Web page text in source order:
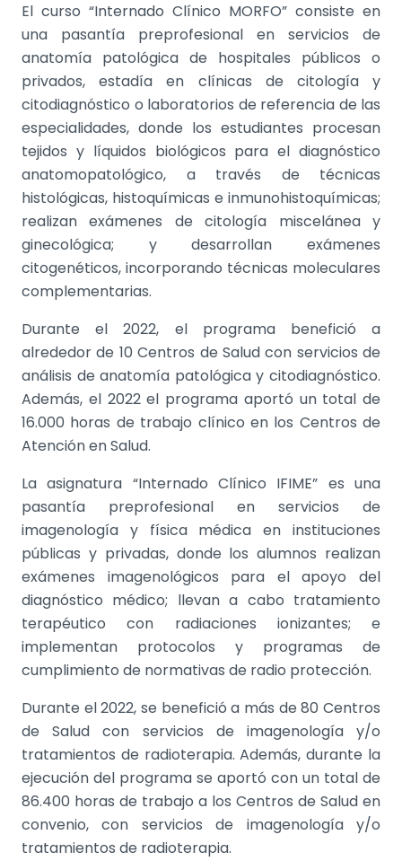
El curso “Internado Clínico MORFO” consiste en
una pasantía preprofesional en servicios de
anatomía patológica de hospitales públicos o
privados, estadía en clínicas de citología y
citodiagnóstico o laboratorios de referencia de las
especialidades, donde los estudiantes procesan
tejidos y líquidos biológicos para el diagnóstico
anatomopatológico, a través de técnicas
histológicas, histoquímicas e inmunohistoquímicas;
realizan exámenes de citología miscelánea y
ginecológica; y desarrollan exámenes
citogenéticos, incorporando técnicas moleculares
complementarias.
Durante el 2022, el programa benefició a
alrededor de 10 Centros de Salud con servicios de
análisis de anatomía patológicay citodiagnóstico.
Además, el 2022 el programa aportó un total de
16.000 horas de trabajo clínico en los Centros de
Atención en Salud.
La asignatura “Internado Clínico IFIME” es una
pasantía preprofesional en servicios de
imagenología y física médica en instituciones
públicas y privadas, donde los alumnos realizan
exámenes imagenológicos para el apoyo del
diagnóstico médico; llevan a cabo tratamiento
terapéutico con radiaciones ionizantes; e
implementan protocolos y programas de
cumplimiento de normativas de radio protección.
Durante el 2022, se benefició a más de 80 Centros
de Salud con servicios de imagenología y/o
tratamientos de radioterapia. Además, durante la
ejecución del programa se aportó con un total de
86.400 horas de trabajo a los Centros de Salud en
convenio, con servicios de imagenología y/o
tratamientos de radioterapia.